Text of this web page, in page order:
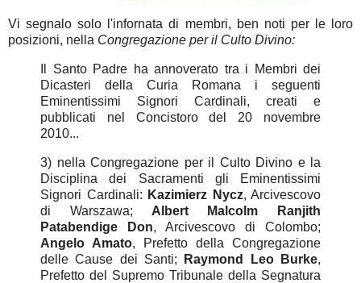
Vi segnalo solo l'infornata di membri, ben noti per le loro
posizioni, nella Congregazione per il Culto Divino:
Il Santo Padre ha annoverato tra i Membri dei
Dicasteri della Curia Romana i seguenti
Eminentissimi Signori Cardinali, creati e
pubblicati nel Concistoro del 20 novembre
2010...
3) nella Congregazione per il Culto Divino e la
Disciplina dei Sacramenti gli Eminentissimi
Signori Cardinali: Kazimierz Nycz, Arcivescovo
di Warszawa; Albert Malcolm Ranjith
Patabendige Don, Arcivescovo di Colombo;
Angelo Amato, Prefetto della Congregazione
delle Cause dei Santi;
Raymond Leo Burke,
Prefetto del Supremo Tribunale della Segnatura